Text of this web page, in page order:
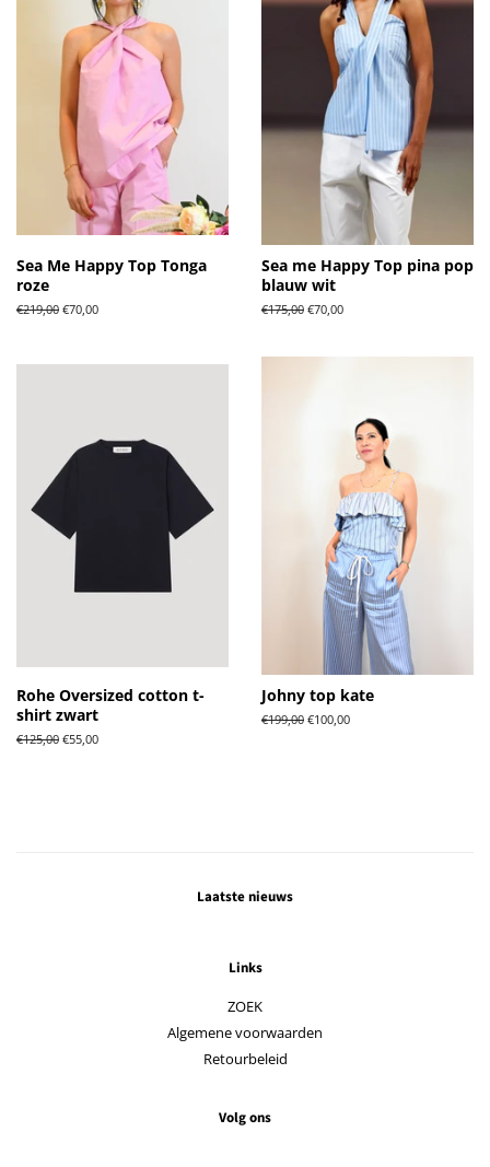
Sea Me Happy Top Tonga
roze
Normale
€219,00 Aanbiedingsprijs
€70,00
Sea me Happy Top pina pop
blauw wit
Normale
€175,00 Aanbiedingsprijs
€70,00
Rohe Oversized cotton t-
shirt zwart
Normale
€125,00 Aanbiedingsprijs
€55,00
Johny top kate
Normale
€199,00 Aanbiedingsprijs
€100,00
Laatste nieuws
Links
ZOEK
Algemene voorwaarden
Retourbeleid
Volg ons